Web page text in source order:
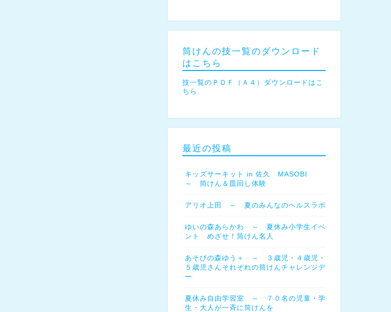
筒けんの技一覧のダウンロード
はこちら
技一覧のＰＤＦ（Ａ４）ダウンロードはこ
ちら
最近の投稿
キッズサーキット in 佐久 MASOBI
～ 筒けん＆皿回し体験
アリオ上田 ～ 夏のみんなのヘルスラボ
ゆいの森あらかわ ～ 夏休み小学生イベ
ント めざせ！筒けん名人
あそびの森ゆう＋ ～ ３歳児・４歳児・
５歳児さんそれぞれの筒けんチャレンジデ
ー
夏休み自由学習室 ～ ７０名の児童・学
生・大人が一斉に筒けんを